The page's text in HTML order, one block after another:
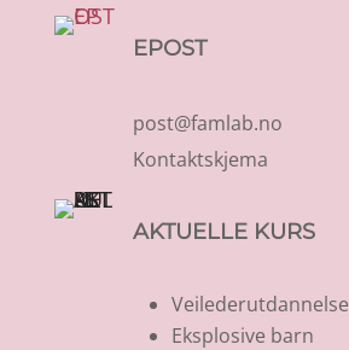
EPOST
post@famlab.no
Kontaktskjema
AKTUELLE KURS
Veilederutdannelse
Eksplosive barn